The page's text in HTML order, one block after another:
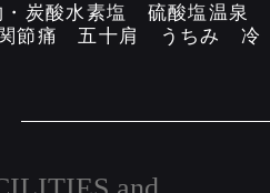
炭酸水素塩 硫酸塩温泉
節痛 五十肩 うちみ 冷